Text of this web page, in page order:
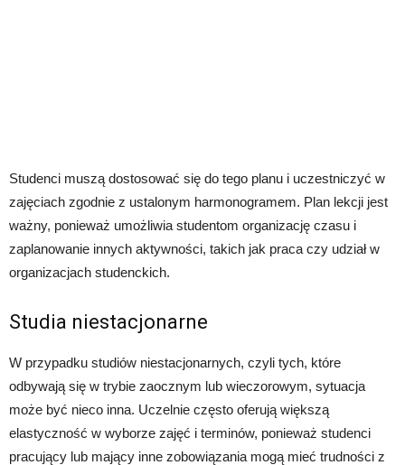
Studenci muszą dostosować się do tego planu i uczestniczyć w
zajęciach zgodnie z ustalonym harmonogramem. Plan lekcji jest
ważny, ponieważ umożliwia studentom organizację czasu i
zaplanowanie innych aktywności, takich jak praca czy udział w
organizacjach studenckich.
Studia niestacjonarne
W przypadku studiów niestacjonarnych, czyli tych, które
odbywają się w trybie zaocznym lub wieczorowym, sytuacja
może być nieco inna. Uczelnie często oferują większą
elastyczność w wyborze zajęć i terminów, ponieważ studenci
pracujący lub mający inne zobowiązania mogą mieć trudności z